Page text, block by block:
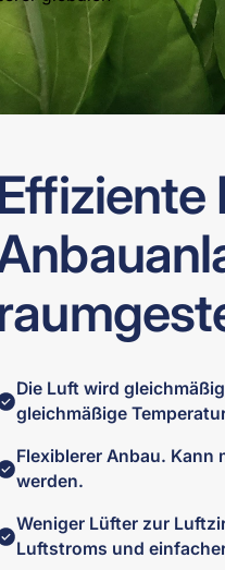
Die Luft wird
gleichmäßige
Flexiblerer Anbau. Kann
werden.
Weniger Lüfter zur
Luftstroms und